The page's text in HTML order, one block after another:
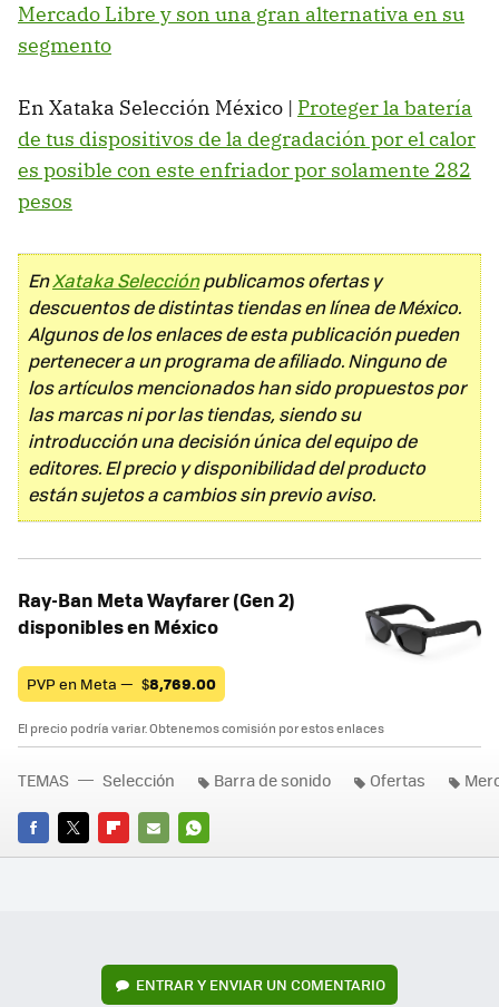
Mercado Libre y son una gran alternativa en su
segmento
En Xataka Selección México | Proteger la batería
de tus dispositivos de la degradación por el calor
es posible con este enfriador por solamente 282
pesos
EnXataka Selecciónpublicamos ofertas y
descuentos de distintas tiendas en línea de México.
Algunos de los enlaces de esta publicación pueden
pertenecer a un programa de afiliado. Ninguno de
los artículos mencionados han sido propuestos por
las marcas ni por las tiendas, siendo su
introducción una decisión única del equipo de
editores. El precio y disponibilidad del producto
están sujetos a cambios sin previo aviso.
Ray-Ban Meta Wayfarer (Gen 2)
disponibles en México
PVP en Meta — $8,769.00
El precio podría variar. Obtenemos comisión por estos enlaces
FACEBOOK
TWITTERFLIPBOARD
E-
WHATSAPP
TEMAS Selección Barra de sonido Ofertas
ENTRAR Y ENVIAR UN COMENTARIO